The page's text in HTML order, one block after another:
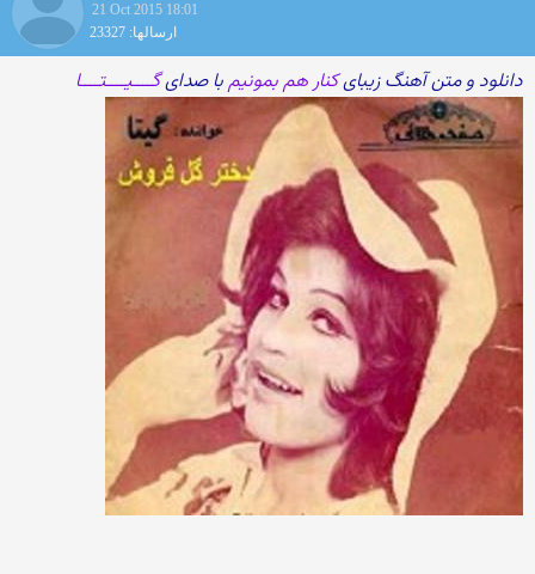
21 Oct 2015 18:01
ارسالها: 23327
دانلود و متن آهنگ زیبایکنار هم بمونیمبا صدایگــــیــــتــــا